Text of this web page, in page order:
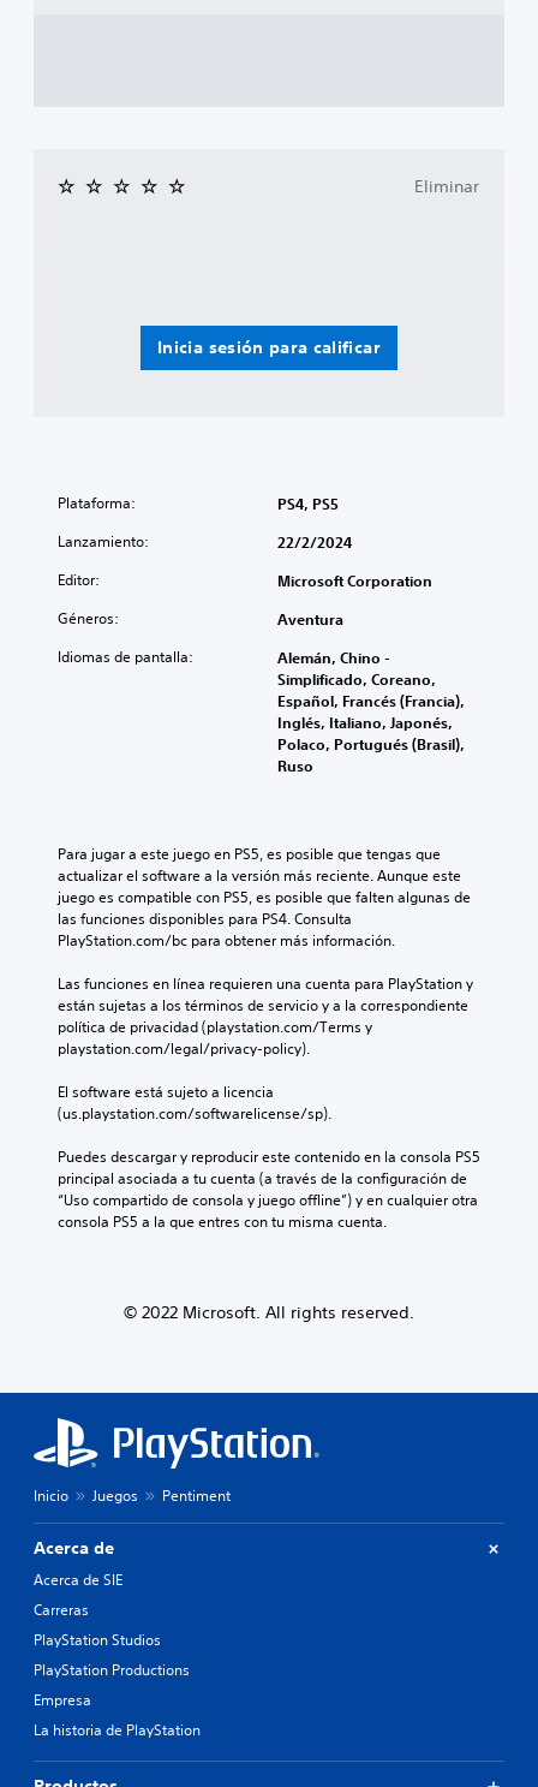
Inicia sesión para calificar
Eliminar
Plataforma: PS4, PS5
Lanzamiento: 22/2/2024
Editor: Microsoft Corporation
Géneros: Aventura
Idiomas de pantalla:
Alemán, Chino -
Simplificado, Coreano,
Español, Francés (Francia),
Inglés, Italiano, Japonés,
Polaco, Portugués (Brasil),
Ruso
Para jugar a este juego en PS5, es posible que tengas que
actualizar el software a la versión más reciente. Aunque este
juego es compatible con PS5, es posible que falten algunas de
las funciones disponibles para PS4. Consulta
PlayStation.com/bc para obtener más información.
Las funciones en línea requieren una cuenta para PlayStation y
están sujetas a los términos de servicio y a la correspondiente
política de privacidad (playstation.com/Terms y
playstation.com/legal/privacy-policy).
El software está sujeto a licencia
(us.playstation.com/softwarelicense/sp).
Puedes descargar y reproducir este contenido en la consola PS5
principal asociada a tu cuenta (a través de la configuración de
“Uso compartido de consola y juego offline”) y en cualquier otra
consola PS5 a la que entres con tu misma cuenta.
© 2022 Microsoft. All rights reserved.
Inicio Juegos Pentiment
Acerca de
Acerca de SIE
Carreras
PlayStation Studios
PlayStation Productions
Empresa
La historia de PlayStation